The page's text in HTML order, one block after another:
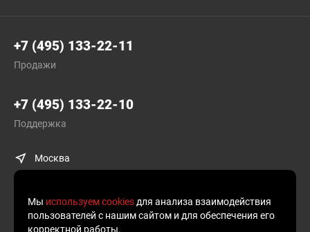
+7 (495) 133-22-11
Продажи
+7 (495) 133-22-10
Поддержка
Москва
Мы используем cookies для анализа взаимодействия
пользователей с нашим сайтом и для обеспечения его
корректной работы.